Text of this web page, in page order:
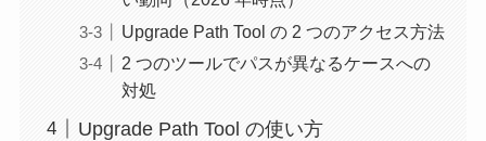
Upgrade Path Tool の 2 つのアクセス方法
2 つのツールでパスが異なるケースへの
対処
Upgrade Path Tool の使い方